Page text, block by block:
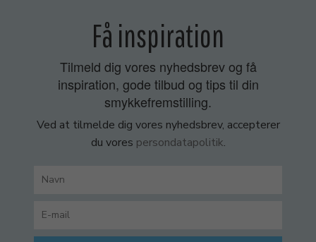
Få inspiration
Tilmeld dig vores nyhedsbrev og få
inspiration, gode tilbud og tips til din
smykkefremstilling.
Ved at tilmelde dig vores nyhedsbrev, accepterer
du vores persondatapolitik.